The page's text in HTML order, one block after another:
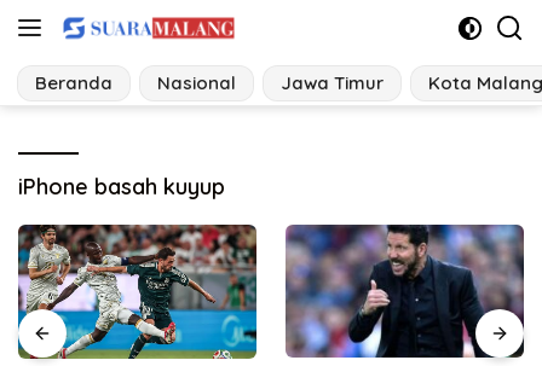
Langsung
konten
Beranda Nasional Jawa Timur Kota Malang
iPhone basah kuyup